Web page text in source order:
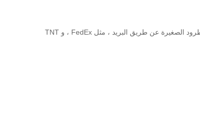
يمكن أن تكون طريقة الشحن مختلفة بناءً على Incoterm.الشحن البحري ، والشحن الجوي ، وشحن السكك الحديدية هي الدعم ، ويمكن تسليم شحنة الطرود الصغيرة عن طريق البريد ، مثل FedEx ، و TNT